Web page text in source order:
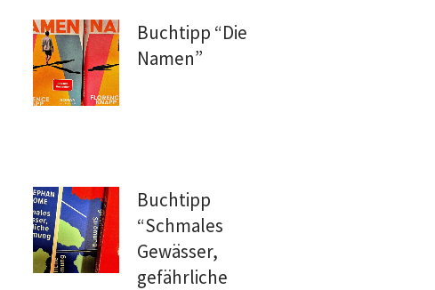
Buchtipp “Die
Namen”
Buchtipp
“Schmales
Gewässer,
gefährliche